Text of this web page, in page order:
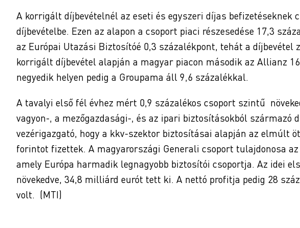
A korrigált díjbevételnél az eseti és egyszeri díjas befizetéseknek
díjbevételbe. Ezen az alapon a csoport piaci részesedése 17,3
az Európai Utazási Biztosítóé 0,3 százalékpont, tehát a díjbevétel
korrigált díjbevétel alapján a magyar piacon második az Allianz
negyedik helyen pedig a Groupama áll 9,6 százalékkal.
A tavalyi első fél évhez mért 0,9 százalékos csoport szintű
vagyon-, a mezőgazdasági-, és az ipari biztosításokból származó
vezérigazgató, hogy a kkv-szektor biztosításai alapján az elmúlt
forintot fizettek. A magyarországi Generali csoport tulajdonosa
amely Európa harmadik legnagyobb biztosítói csoportja. Az idei
növekedve, 34,8 milliárd eurót tett ki. A nettó profitja pedig 28
volt. (MTI)